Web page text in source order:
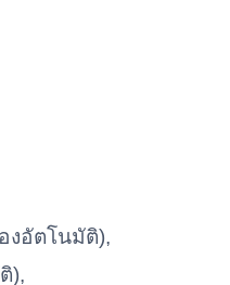
งอัตโนมัติ),
),